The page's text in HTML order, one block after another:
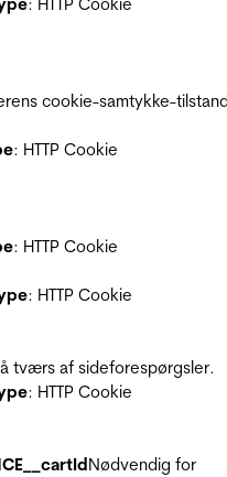
cookie-samtykke-
: HTTP Cookie
: HTTP Cookie
: HTTP Cookie
tværs af sideforespørgsler.
: HTTP Cookie
Nødvendig for